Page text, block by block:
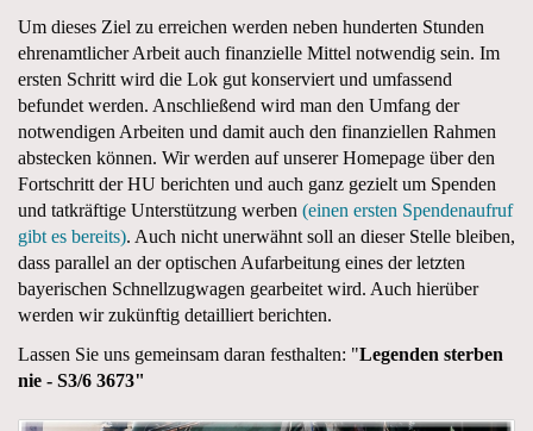
Um dieses Ziel zu erreichen werden neben hunderten Stunden
ehrenamtlicher Arbeit auch finanzielle Mittel notwendig sein. Im
ersten Schritt wird die Lok gut konserviert und umfassend
befundet werden. Anschließend wird man den Umfang der
notwendigen Arbeiten und damit auch den finanziellen Rahmen
abstecken können. Wir werden auf unserer Homepage über den
Fortschritt der HU berichten und auch ganz gezielt um Spenden
und tatkräftige Unterstützung werben (einen ersten Spendenaufruf
gibt es bereits). Auch nicht unerwähnt soll an dieser Stelle bleiben,
dass parallel an der optischen Aufarbeitung eines der letzten
bayerischen Schnellzugwagen gearbeitet wird. Auch hierüber
werden wir zukünftig detailliert berichten.
Lassen Sie uns gemeinsam daran festhalten: "Legenden sterben
nie - S3/6 3673"